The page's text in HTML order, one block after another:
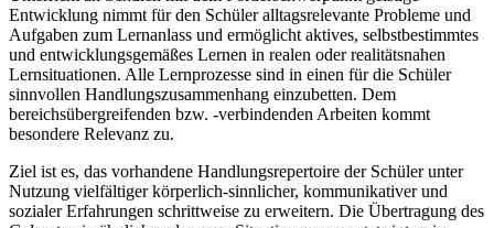
Entwicklung nimmt für den Schüler alltagsrelevante Probleme und
Aufgaben zum Lernanlass und ermöglicht aktives, selbstbestimmtes
und entwicklungsgemäßes Lernen in realen oder realitätsnahen
Lernsituationen. Alle Lernprozesse sind in einen für die Schüler
sinnvollen Handlungszusammenhang einzubetten. Dem
bereichsübergreifenden bzw. -verbindenden Arbeiten kommt
besondere Relevanz zu.
Ziel ist es, das vorhandene Handlungsrepertoire der Schüler unter
Nutzung vielfältiger körperlich-sinnlicher, kommunikativer und
sozialer Erfahrungen schrittweise zu erweitern. Die Übertragung des